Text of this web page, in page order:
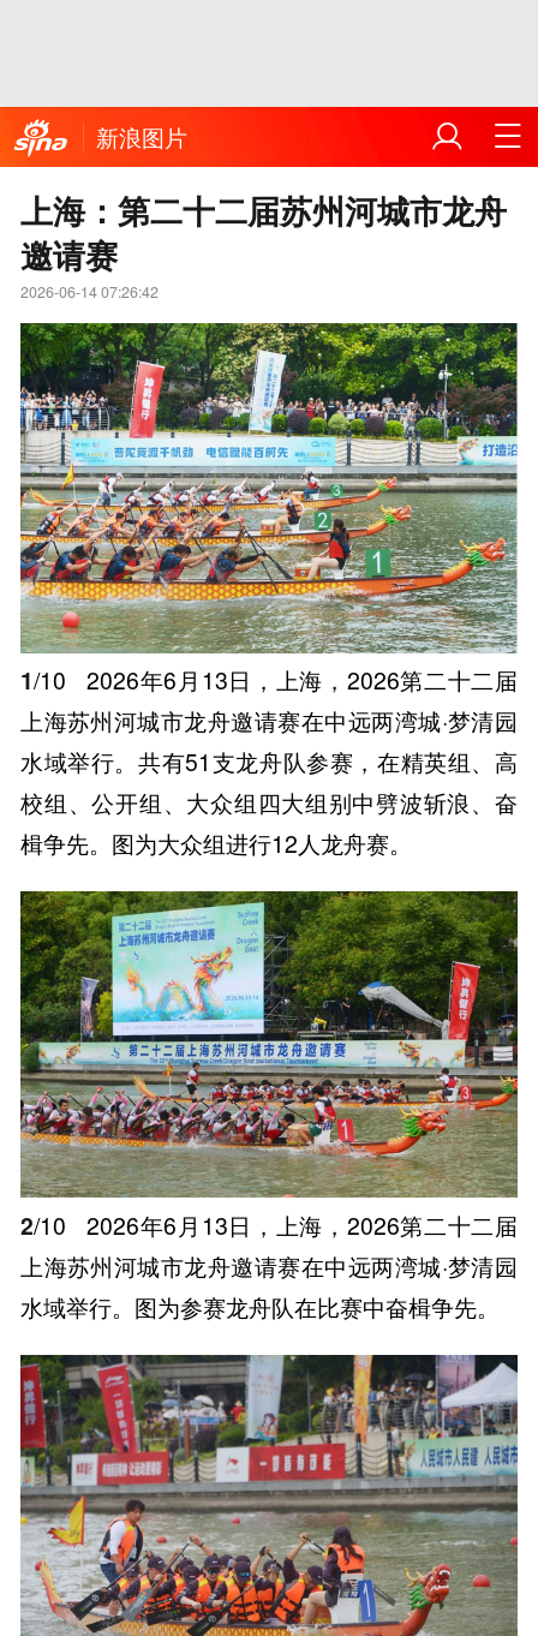
新浪图片
上海：第二十二届苏州河城市龙舟
邀请赛
2026-06-14 07:26:42
1/10
2026年6月13日，上海，2026第二十二届
上海苏州河城市龙舟邀请赛在中远两湾城·梦清园
水域举行。共有51支龙舟队参赛，在精英组、高
校组、公开组、大众组四大组别中劈波斩浪、奋
楫争先。图为大众组进行12人龙舟赛。
2/10
2026年6月13日，上海，2026第二十二届
上海苏州河城市龙舟邀请赛在中远两湾城·梦清园
水域举行。图为参赛龙舟队在比赛中奋楫争先。